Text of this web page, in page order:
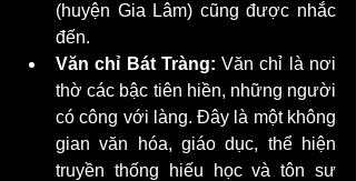
(huyện Gia Lâm) cũng được nhắc
đến.
Văn chỉ Bát Tràng: Văn chỉ là nơi
thờ các bậc tiên hiền, những người
có công với làng. Đây là một không
gian văn hóa, giáo dục, thể hiện
truyền thống hiếu học và tôn sư